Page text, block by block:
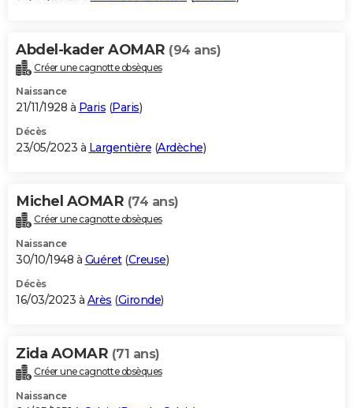
Abdel-kader AOMAR (94 ans)
Créer une cagnotte obsèques
Naissance
21/11/1928 à Paris (Paris)
Décès
23/05/2023 à Largentière (Ardèche)
Michel AOMAR (74 ans)
Créer une cagnotte obsèques
Naissance
30/10/1948 à Guéret(Creuse)
Décès
16/03/2023 à Arès (Gironde)
Zida AOMAR (71 ans)
Créer une cagnotte obsèques
Naissance